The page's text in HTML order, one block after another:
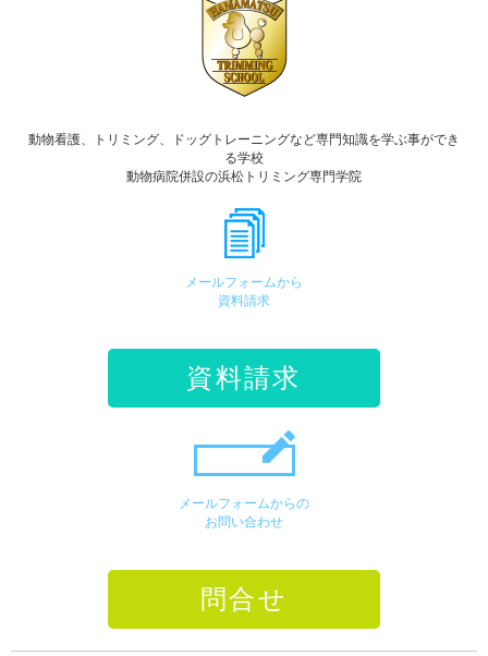
動物看護、トリミング、ドッグトレーニングなど専門知識を学ぶ事ができ
る学校
動物病院併設の浜松トリミング専門学院
メールフォームから
資料請求
資料請求
メールフォームからの
お問い合わせ
問合せ